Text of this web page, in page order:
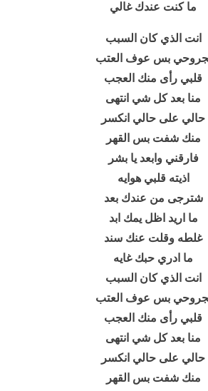
ما كنت عندك غالي
انت الذي كان السبب
بس عوف العتب
قلبي رأى منك العجب
منا بعد كل شي انتهى
حالي على حالي انكسر
منك شفت بس القهر
فارقني وابعد يا بشر
اذيته قلبي هوايه
شترجى من عندك بعد
ما اريد اظل يمك ابد
غلطه وقلت عنك سند
ما ادري حبك غايه
انت الذي كان السبب
بس عوف العتب
قلبي رأى منك العجب
منا بعد كل شي انتهى
حالي على حالي انكسر
منك شفت بس القهر